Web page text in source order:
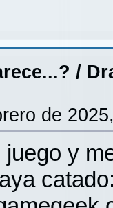
/
de
y